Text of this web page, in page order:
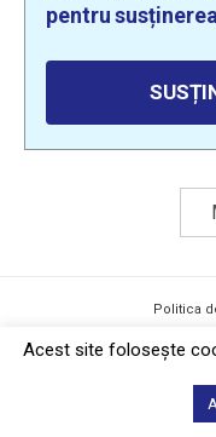
pentru
Politica
Acest site foloseşte